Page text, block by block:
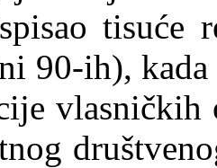
90-ih),